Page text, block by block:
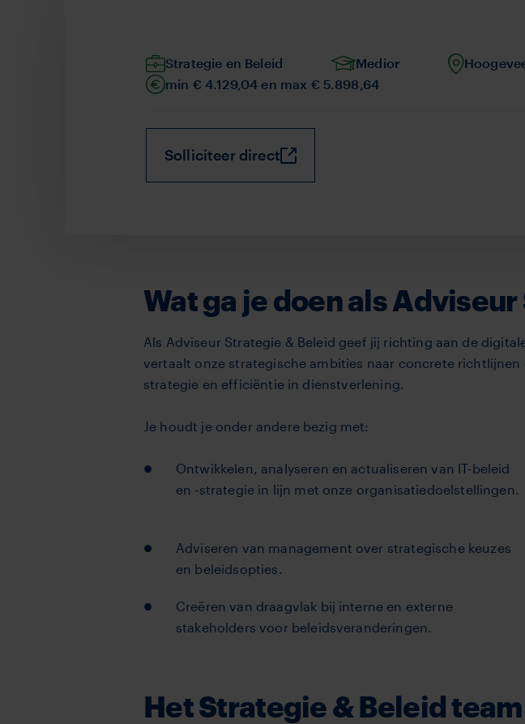
Afdeling
Strategie en Beleid Werkniveau
Medior Locatie
Salarismin € 4.129,04 en max € 5.898,64
Solliciteer direct
Wat ga je doen als
Als Adviseur Strategie & Beleid geef jij richting aan de
vertaalt onze strategische ambities naar concrete
strategie en efficiëntie in dienstverlening.
Je houdt je onder andere bezig met:
Ontwikkelen, analyseren en actualiseren van IT-beleid
en -strategie in lijn met onze organisatiedoelstellingen.
Adviseren van management over strategische keuzes
en beleidsopties.
Creëren van draagvlak bij interne en externe
stakeholders voor beleidsveranderingen.
Het Strategie & Beleid team